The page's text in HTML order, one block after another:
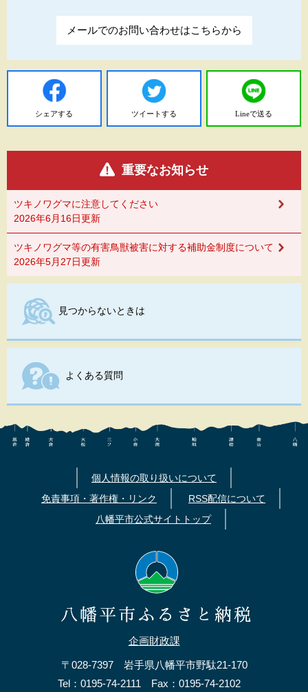
メールでのお問い合わせはこちらから
シェアする ツイートする Lineで送る
重要なお知らせ
ツキノワグマに注意してください
2026年6月16日更新
ツキノワグマ等の有害鳥獣被害に対する補助金制度について
2026年5月27日更新
見つからないときは
よくある質問
個人情報の取り扱いについて
免責事項・著作権・リンク
RSS配信について
八幡平市公式サイトトップ
企画財政課
〒028-7397 岩手県八幡平市野駄21-170
Tel：0195-74-2111 Fax：0195-74-2102